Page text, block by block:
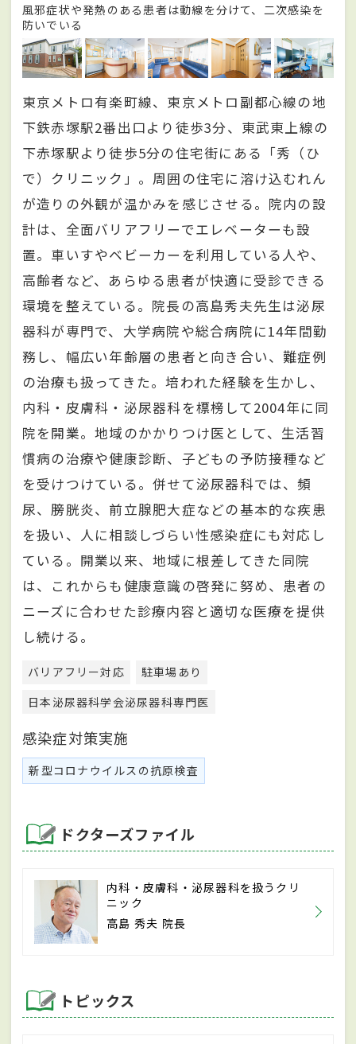
風邪症状や発熱のある患者は動線を分けて、二次感染を
防いでいる
東京メトロ有楽町線、東京メトロ副都心線の地
下鉄赤塚駅2番出口より徒歩3分、東武東上線の
下赤塚駅より徒歩5分の住宅街にある「秀（ひ
で）クリニック」。周囲の住宅に溶け込むれん
が造りの外観が温かみを感じさせる。院内の設
計は、全面バリアフリーでエレベーターも設
置。車いすやベビーカーを利用している人や、
高齢者など、あらゆる患者が快適に受診できる
環境を整えている。院長の高島秀夫先生は泌尿
器科が専門で、大学病院や総合病院に14年間勤
務し、幅広い年齢層の患者と向き合い、難症例
の治療も扱ってきた。培われた経験を生かし、
内科・皮膚科・泌尿器科を標榜して2004年に同
院を開業。地域のかかりつけ医として、生活習
慣病の治療や健康診断、子どもの予防接種など
を受けつけている。併せて泌尿器科では、頻
尿、膀胱炎、前立腺肥大症などの基本的な疾患
を扱い、人に相談しづらい性感染症にも対応し
ている。開業以来、地域に根差してきた同院
は、これからも健康意識の啓発に努め、患者の
ニーズに合わせた診療内容と適切な医療を提供
し続ける。
バリアフリー対応
駐車場あり
日本泌尿器科学会泌尿器科専門医
感染症対策実施
新型コロナウイルスの抗原検査
ドクターズファイル
内科・皮膚科・泌尿器科を扱うクリ
ニック
高島 秀夫 院長
トピックス